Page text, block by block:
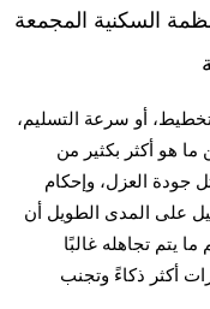
السكنية المجمعة
أو سرعة التسليم،
هو أكثر بكثير من
جودة العزل، وإحكام
على المدى الطويل أن
يتم تجاهله غالبًا
أكثر ذكاءً وتجنب